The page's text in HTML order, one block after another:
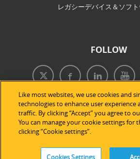
レガシーデバイス＆ソフ
FOLLOW
Like most websites, we use cookies and
technologies to enhance user experience
traffic. By clicking “Accept” you agree to
You can manage your cookie settings for
clicking “Cookie settings”.
Cookies Settings